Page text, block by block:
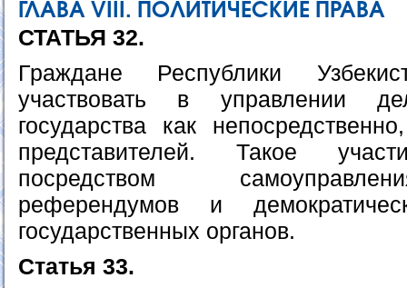
ГЛАВА VIII. ПОЛИТИЧЕСКИЕ ПРАВА
СТАТЬЯ 32.
Граждане Республики
участвовать в управлении
государства как
представителей. Такое
посредством
референдумов и
государственных органов.
Статья 33.